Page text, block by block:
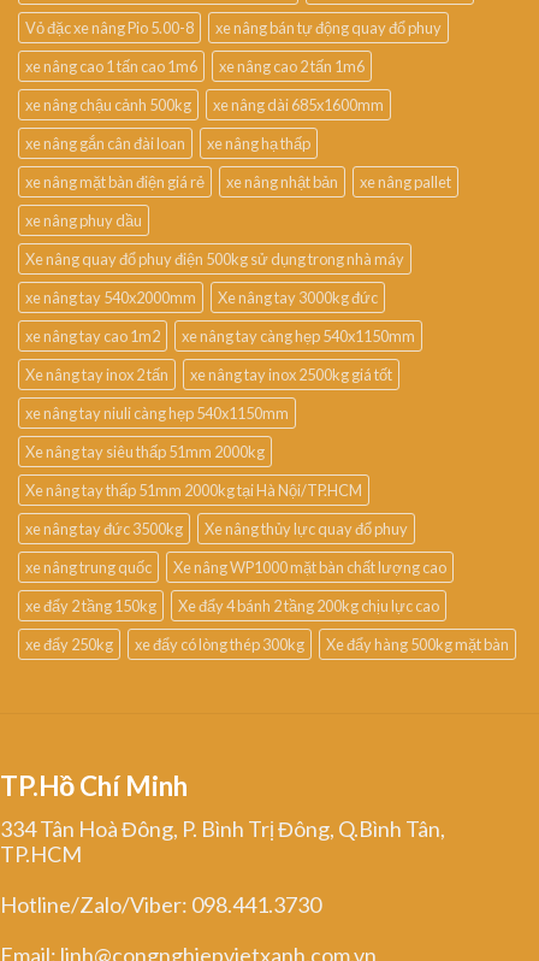
Vỏ đặc xe nâng Pio 5.00-8
xe nâng bán tự động quay đổ phuy
xe nâng cao 1 tấn cao 1m6
xe nâng cao 2 tấn 1m6
xe nâng chậu cảnh 500kg
xe nâng dài 685x1600mm
xe nâng gắn cân đài loan
xe nâng hạ thấp
xe nâng mặt bàn điện giá rẻ
xe nâng nhật bản
xe nâng pallet
xe nâng phuy dầu
Xe nâng quay đổ phuy điện 500kg sử dụng trong nhà máy
xe nâng tay 540x2000mm
Xe nâng tay 3000kg đức
xe nâng tay cao 1m2
xe nâng tay càng hẹp 540x1150mm
Xe nâng tay inox 2 tấn
xe nâng tay inox 2500kg giá tốt
xe nâng tay niuli càng hẹp 540x1150mm
Xe nâng tay siêu thấp 51mm 2000kg
Xe nâng tay thấp 51mm 2000kg tại Hà Nội/TP.HCM
xe nâng tay đức 3500kg
Xe nâng thủy lực quay đổ phuy
xe nâng trung quốc
Xe nâng WP1000 mặt bàn chất lượng cao
xe đẩy 2 tầng 150kg
Xe đẩy 4 bánh 2 tầng 200kg chịu lực cao
xe đẩy 250kg
xe đẩy có lòng thép 300kg Xe đẩy hàng 500kg mặt bàn
TP.Hồ Chí Minh
334 Tân Hoà Đông, P. Bình Trị Đông, Q.Bình Tân,
TP.HCM
Hotline/Zalo/Viber: 098.441.3730
Email: linh@congnghiepvietxanh.com.vn